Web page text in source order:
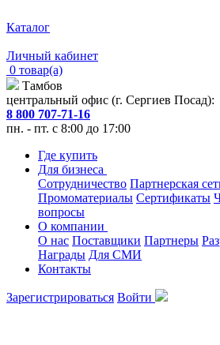
Каталог
Личный кабинет
0 товар(а)
Тамбов
центральный офис (г. Сергиев Посад):
8 800 707-71-16
пн. - пт. с 8:00 до 17:00
Где купить
Для бизнеса
Сотрудничество Партнерская
Промоматериалы Сертификаты
вопросы
О компании
О нас Поставщики Партнеры
Награды Для СМИ
Контакты
Зарегистрироваться Войти